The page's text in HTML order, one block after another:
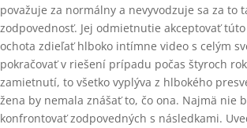
považuje za normálny a nevyvodzuje sa za to
zodpovednosť. Jej odmietnutie akceptovať
ochota zdieľať hlboko intímne video s celým
pokračovať v riešení prípadu počas štyroch
zamietnutí, to všetko vyplýva z hlbokého
žena by nemala znášať to, čo ona. Najmä nie
konfrontovať zodpovedných s následkami.